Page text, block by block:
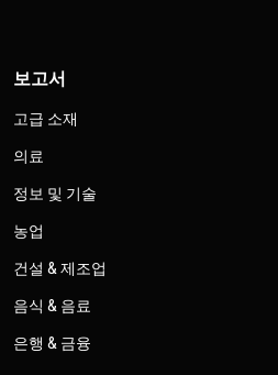
보고서
고급 소재
의료
정보 및 기술
농업
건설 & 제조업
음식 & 음료
은행 & 금융